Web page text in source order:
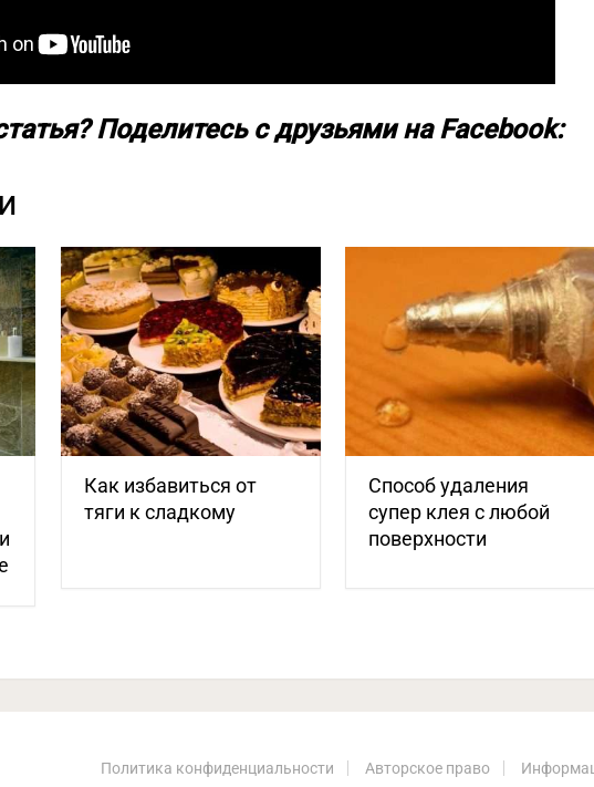
Поделитесь с друзьями на Facebook:
Как избавиться от
тяги к сладкому
Способ удаления
супер клея с любой
поверхности
Политика конфиденциальности Авторское право